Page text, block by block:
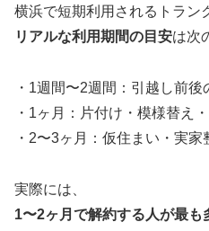
横浜で短期利用されるトラン
リアルな利用期間の目安は次
・1週間〜2週間：引越し前後
・1ヶ月：片付け・模様替え
・2〜3ヶ月：仮住まい・実家
実際には、
1〜2ヶ月で解約する人が最も